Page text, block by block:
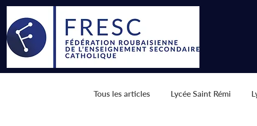
Tous les articles Lycée Saint Rémi